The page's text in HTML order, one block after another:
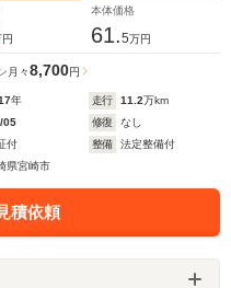
円
本体価格
61.5万円
月々8,700円
年 走行 11.2万km
05 修復
なし
付 整備
法定整備付
県宮崎市
積依頼